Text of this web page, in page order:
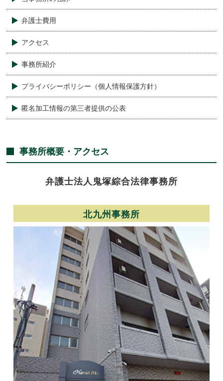
弁護士費用
アクセス
事務所紹介
プライバシーポリシー（個人情報保護方針）
匿名加工情報の第三者提供の公表
事務所概要・アクセス
弁護士法人 鬼塚綜合法律事務所
北九州事務所